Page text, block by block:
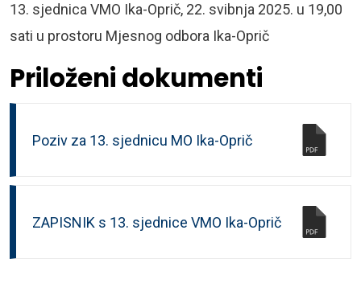
13. sjednica VMO Ika-Oprič, 22. svibnja 2025. u 19,00
sati u prostoru Mjesnog odbora Ika-Oprič
Priloženi dokumenti
Poziv za 13. sjednicu MO Ika-Oprič
ZAPISNIK s 13. sjednice VMO Ika-Oprič